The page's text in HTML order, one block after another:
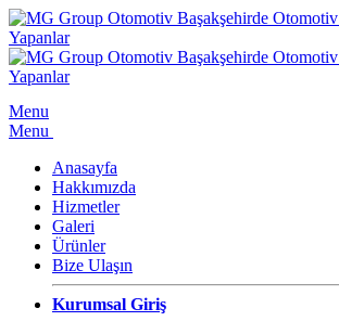
Menu
Menu
Anasayfa
Hakkımızda
Hizmetler
Galeri
Ürünler
Bize Ulaşın
Kurumsal Giriş